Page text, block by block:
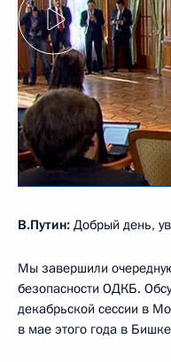
В.Путин: Добрый день,
Мы завершили
безопасности ОДКБ.
декабрьской сессии в
в мае этого года в